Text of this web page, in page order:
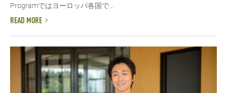
Programではヨーロッパ各国で...
READ MORE